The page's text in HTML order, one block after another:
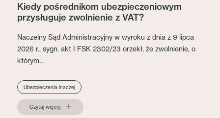
Kiedy pośrednikom ubezpieczeniowym
przysługuje zwolnienie z VAT?
Naczelny Sąd Administracyjny w wyroku z dnia z 9 lipca
2026 r., sygn. akt I FSK 2302/23 orzekł, że zwolnienie, o
którym...
Ubezpieczenia inaczej
Czytaj więcej